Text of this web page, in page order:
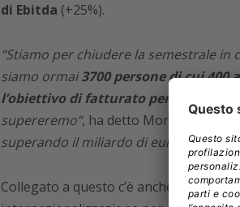
di Ebitda (+25%).
“Stiamo per chiudere la semestrale in
siamo ormai3700 persone di cui 400
l’obiettivo di fatturato per
supereremo”, ha detto Moriani.
superando il miliardo di euro”.
Collegato a questo c’è anche l’altro